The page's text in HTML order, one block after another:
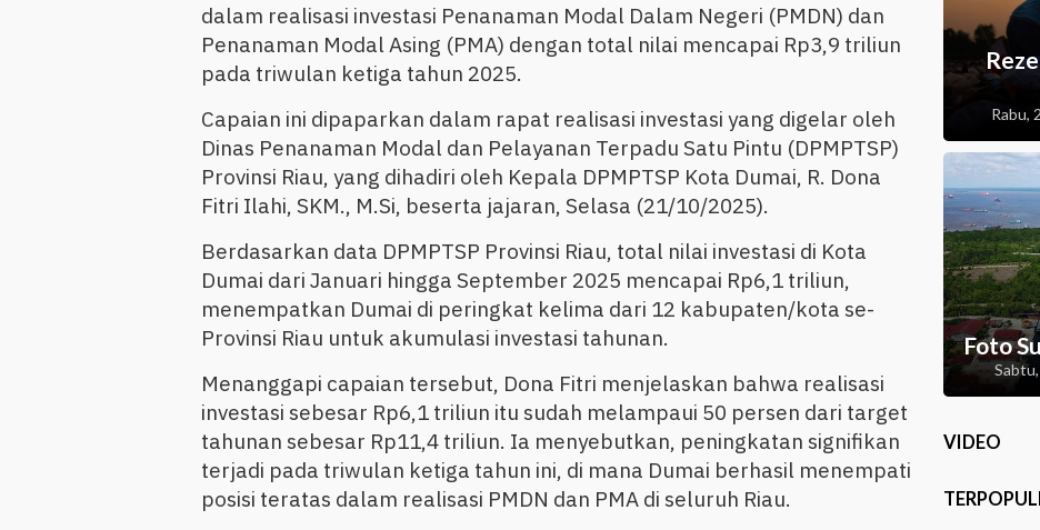
dalam realisasi investasi Penanaman Modal Dalam Negeri (PMDN) dan
Penanaman Modal Asing (PMA) dengan total nilai mencapai Rp3,9 triliun
pada triwulan ketiga tahun 2025.
Capaian ini dipaparkan dalam rapat realisasi investasi yang digelar oleh
Dinas Penanaman Modal dan Pelayanan Terpadu Satu Pintu (DPMPTSP)
Provinsi Riau, yang dihadiri oleh Kepala DPMPTSP Kota Dumai, R. Dona
Fitri Ilahi, SKM., M.Si, beserta jajaran, Selasa (21/10/2025).
Berdasarkan data DPMPTSP Provinsi Riau, total nilai investasi di Kota
Dumai dari Januari hingga September 2025 mencapai Rp6,1 triliun,
menempatkan Dumai di peringkat kelima dari 12 kabupaten/kota se-
Provinsi Riau untuk akumulasi investasi tahunan.
Menanggapi capaian tersebut, Dona Fitri menjelaskan bahwa realisasi
investasi sebesar Rp6,1 triliun itu sudah melampaui 50 persen dari target
tahunan sebesar Rp11,4 triliun. Ia menyebutkan, peningkatan signifikan
terjadi pada triwulan ketiga tahun ini, di mana Dumai berhasil menempati
posisi teratas dalam realisasi PMDN dan PMA di seluruh Riau.
Rabu,
Foto
VIDEO